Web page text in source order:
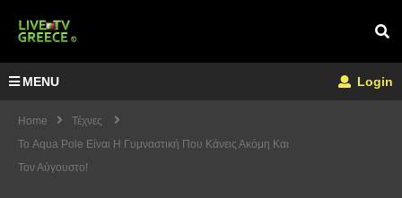
MENU Login
Home
Τέχνες
Το Aqua Pole Είναι Η Γυμναστική Που Κάνεις Ακόμη Και
Τον Αύγουστο!